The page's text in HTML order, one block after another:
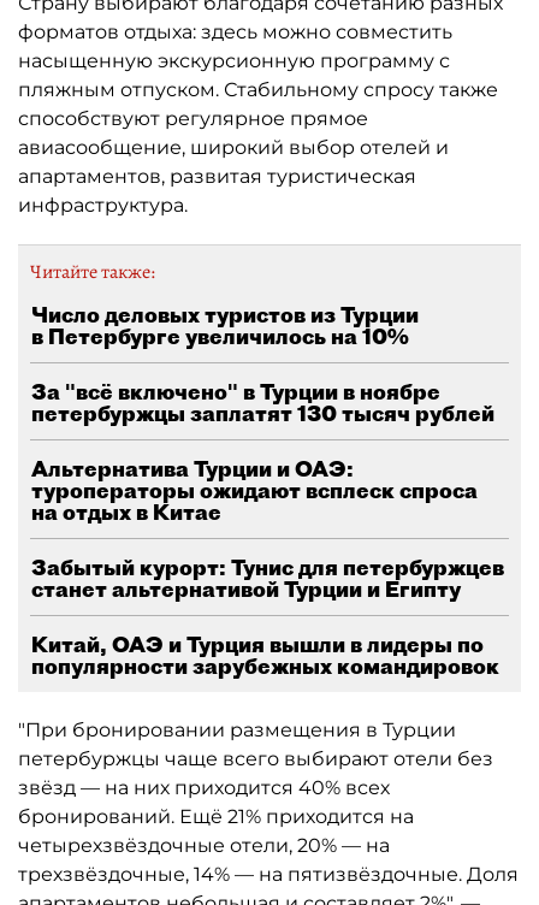
форматов отдыха: здесь можно совместить
насыщенную экскурсионную программу с
пляжным отпуском. Стабильному спросу также
способствуют регулярное прямое
авиасообщение, широкий выбор отелей и
апартаментов, развитая туристическая
инфраструктура.
Читайте также:
Число деловых туристов из Турции
в Петербурге увеличилось на 10%
За "всё включено" в Турции в ноябре
петербуржцы заплатят 130 тысяч рублей
Альтернатива Турции и ОАЭ:
туроператоры ожидают всплеск спроса
на отдых в Китае
Забытый курорт: Тунис для петербуржцев
станет альтернативой Турции и Египту
Китай, ОАЭ и Турция вышли в лидеры по
популярности зарубежных командировок
"При бронировании размещения в Турции
петербуржцы чаще всего выбирают отели без
звёзд — на них приходится 40% всех
бронирований. Ещё 21% приходится на
четырехзвёздочные отели, 20% — на
трехзвёздочные, 14% — на пятизвёздочные. Доля